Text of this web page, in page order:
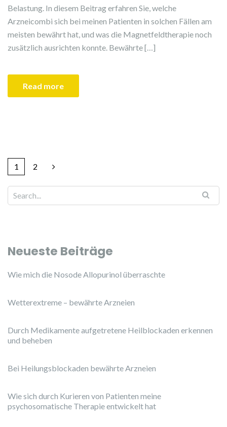
Belastung. In diesem Beitrag erfahren Sie, welche
Arzneicombi sich bei meinen Patienten in solchen Fällen am
meisten bewährt hat, und was die Magnetfeldtherapie noch
zusätzlich ausrichten konnte. Bewährte […]
Read more
1 2
Neueste Beiträge
Wie mich die Nosode Allopurinol überraschte
Wetterextreme – bewährte Arzneien
Durch Medikamente aufgetretene Heilblockaden erkennen
und beheben
Bei Heilungsblockaden bewährte Arzneien
Wie sich durch Kurieren von Patienten meine
psychosomatische Therapie entwickelt hat